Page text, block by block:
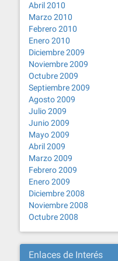
Abril 2010
Marzo 2010
Febrero 2010
Enero 2010
Diciembre 2009
Noviembre 2009
Octubre 2009
Septiembre 2009
Agosto 2009
Julio 2009
Junio 2009
Mayo 2009
Abril 2009
Marzo 2009
Febrero 2009
Enero 2009
Diciembre 2008
Noviembre 2008
Octubre 2008
Enlaces de Interés